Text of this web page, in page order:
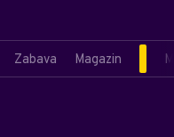
Zabava Magazin